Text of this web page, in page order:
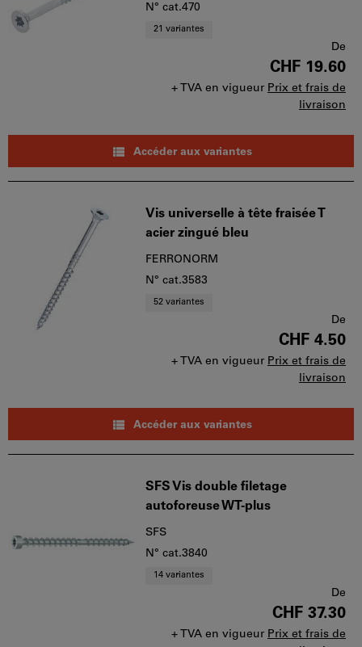
N° cat.470
21 variantes
De
CHF 19.60
+ TVA en vigueur Prix et frais de
livraison
Accéder aux variantes
Vis universelle à tête fraisée T
acier zingué bleu
FERRONORM
N° cat.3583
52 variantes
De
CHF 4.50
+ TVA en vigueur Prix et frais de
livraison
Accéder aux variantes
SFS Vis double filetage
autoforeuse WT-plus
SFS
N° cat.3840
14 variantes
De
CHF 37.30
+ TVA en vigueur Prix et frais de